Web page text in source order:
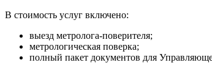
В стоимость услуг включено:
выезд метролога-поверителя;
метрологическая поверка;
полный пакет документов для